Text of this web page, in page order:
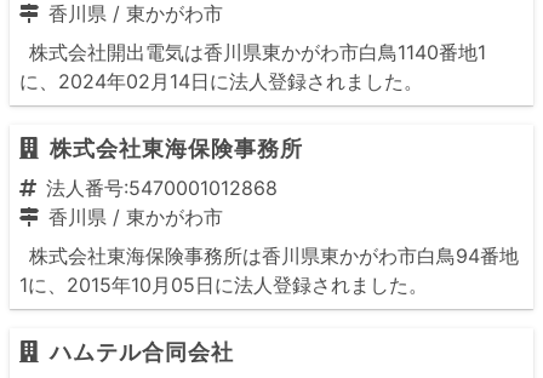
香川県 / 東かがわ市
株式会社開出電気は香川県東かがわ市白鳥1140番地1
に、2024年02月14日に法人登録されました。
株式会社東海保険事務所
法人番号:5470001012868
香川県 / 東かがわ市
株式会社東海保険事務所は香川県東かがわ市白鳥94番地
1に、2015年10月05日に法人登録されました。
ハムテル合同会社